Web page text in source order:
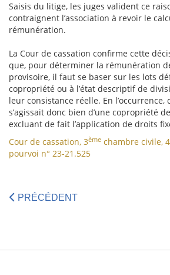
Saisis du litige, les juges valident ce
contraignent l’association à revoir le
rémunération.
La Cour de cassation confirme cette
que, pour déterminer la rémunération
provisoire, il faut se baser sur les lots
copropriété ou à l’état descriptif de
leur consistance réelle. En
s’agissait donc bien d’une copropriété
excluant de fait l’application de droits
Cour de cassation, 3ème chambre civile,
pourvoi n° 23-21.525
PRÉCÉDENT